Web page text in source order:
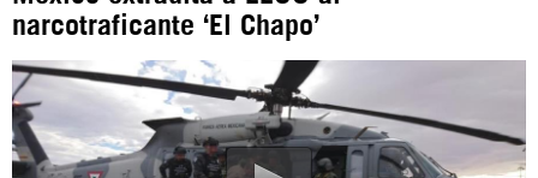
WhatsApp y Viber: +98 921 79 29 404
https://www.facebook.com/Nexolatino.Canal
narcotraficante ‘El Chapo’